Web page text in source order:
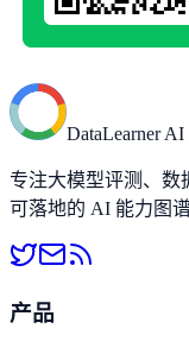
DataLearner AI
专注大模型评测、数
可落地的 AI 能力图谱
产品